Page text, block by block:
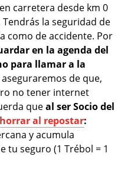
carretera desde km 0
la seguridad de
como de accidente. Por
en la agenda del
para llamar a la
de que,
no tener internet
queal ser Socio del
al repostar:
y acumula
tu seguro (1 Trébol = 1